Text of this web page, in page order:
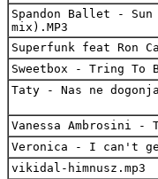
Spandon Ballet -
mix).MP3
Superfunk feat Ron
Sweetbox - Tring To
Taty - Nas ne
Vanessa Ambrosini -
Veronica - I can't get
vikidal-himnusz.mp3